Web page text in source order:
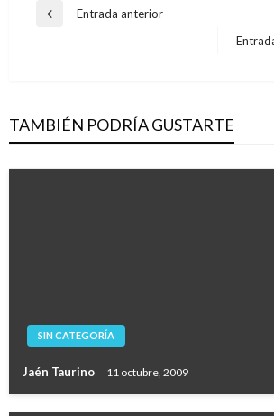
Navegación
Entrada
Entrada anterior
TAMBIÉN PODRÍA GUSTARTE
SIN CATEGORÍA
Jaén Taurino 11 octubre, 2009